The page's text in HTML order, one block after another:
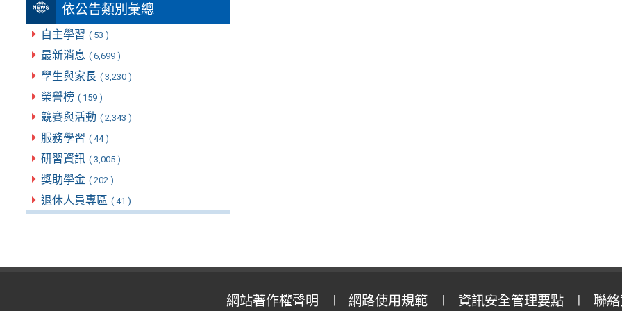
依公告類別彙總
自主學習 ( 53 )
最新消息 ( 6,699 )
學生與家長 ( 3,230 )
榮譽榜 ( 159 )
競賽與活動 ( 2,343 )
服務學習 ( 44 )
研習資訊 ( 3,005 )
獎助學金 ( 202 )
退休人員專區 ( 41 )
網站著作權聲明 網路使用規範 資訊安全管理要點 聯